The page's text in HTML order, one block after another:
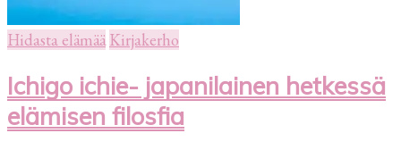
Hidasta elämää Kirjakerho
Ichigo ichie- japanilainen hetkessä
elämisen filosfia